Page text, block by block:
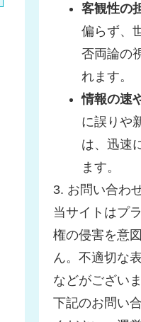
客観性の
偏らず、
否両論の
れます。
情報の速
に誤りや
は、迅速
ます。
3. お問い合わ
当サイトはプ
権の侵害を意
ん。不適切な
などがござい
下記のお問い